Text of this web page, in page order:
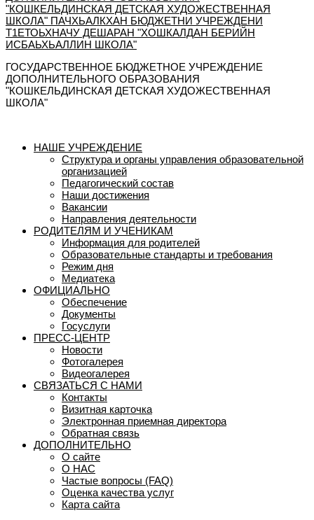
ГОСУДАРСТВЕННОЕ БЮДЖЕТНОЕ УЧРЕЖДЕНИЕ
ДОПОЛНИТЕЛЬНОГО ОБРАЗОВАНИЯ
"КОШКЕЛЬДИНСКАЯ ДЕТСКАЯ ХУДОЖЕСТВЕННАЯ
ШКОЛА"
НАШЕ УЧРЕЖДЕНИЕ
Структура и органы управления образовательной
организацией
Педагогический состав
Наши достижения
Вакансии
Направления деятельности
РОДИТЕЛЯМ И УЧЕНИКАМ
Информация для родителей
Образовательные стандарты и требования
Режим дня
Медиатека
ОФИЦИАЛЬНО
Обеспечение
Документы
Госуслуги
ПРЕСС-ЦЕНТР
Новости
Фотогалерея
Видеогалерея
СВЯЗАТЬСЯ С НАМИ
Контакты
Визитная карточка
Электронная приемная директора
Обратная связь
ДОПОЛНИТЕЛЬНО
О сайте
О НАС
Частые вопросы (FAQ)
Оценка качества услуг
Карта сайта